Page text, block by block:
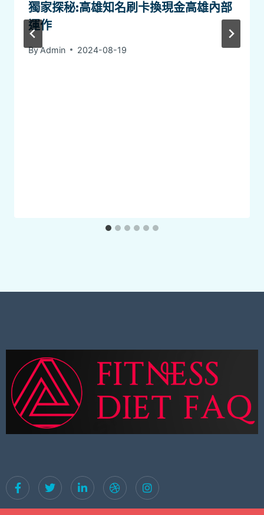
獨家探秘:高雄知名刷卡換現金高雄內部
運作
ByAdmin 2024-08-19